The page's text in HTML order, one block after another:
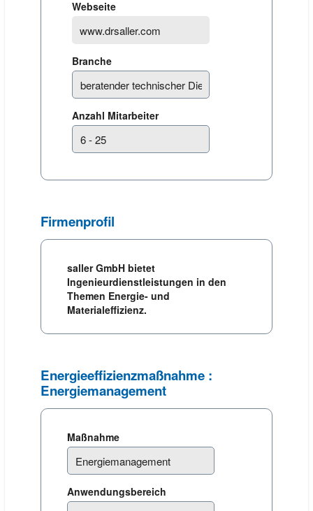
Webseite
Branche
Anzahl Mitarbeiter
Firmenprofil
saller GmbH bietet
Ingenieurdienstleistungen in den
Themen Energie- und
Materialeffizienz.
Energieeffizienzmaßnahme :
Energiemanagement
Maßnahme
Anwendungsbereich